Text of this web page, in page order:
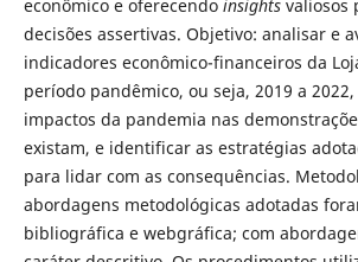
econômico e oferecendo insightsvaliosos
decisões assertivas. Objetivo: analisar e
indicadores econômico-financeiros da
período pandêmico, ou seja, 2019 a
impactos da pandemia nas
existam, e identificar as estratégias
para lidar com as consequências.
abordagens metodológicas adotadas
bibliográfica e webgráfica; com